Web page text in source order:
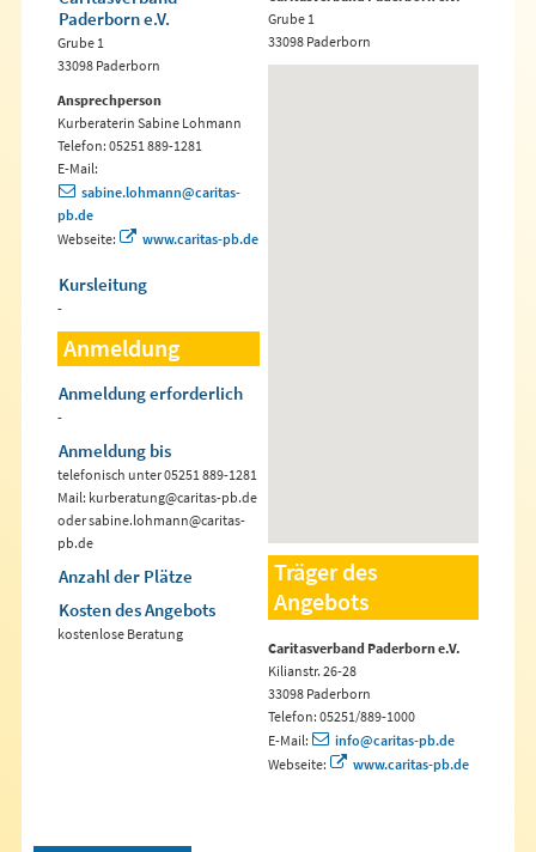
Paderborn e.V.
Grube 1
33098 Paderborn
Ansprechperson
Kurberaterin Sabine Lohmann
Telefon: 05251 889-1281
E-Mail:
sabine.lohmann@caritas-
pb.de
Webseite:
www.caritas-pb.de
Kursleitung
-
Anmeldung
Anmeldung erforderlich
-
Anmeldung bis
telefonisch unter 05251 889-1281
Mail: kurberatung@caritas-pb.de
oder sabine.lohmann@caritas-
pb.de
Anzahl der Plätze
Kosten des Angebots
kostenlose Beratung
Grube 1
33098 Paderborn
Träger des
Angebots
Caritasverband Paderborn e.V.
Kilianstr. 26-28
33098 Paderborn
Telefon: 05251/889-1000
E-Mail:
info@caritas-pb.de
Webseite:
www.caritas-pb.de